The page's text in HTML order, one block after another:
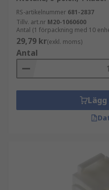
RS-artikelnummer 681-2837
Tillv. art.nr M20-1060600
Antal (1 förpackning med 10
29,79 kr(exkl. moms)
Antal